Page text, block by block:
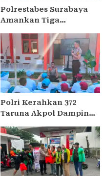
Polrestabes Surabaya
Amankan Tiga
di Ngagel
Polri Kerahkan 372
Taruna Akpol Dampingi
Rakyat Bersama Taruna
Akademi TNI